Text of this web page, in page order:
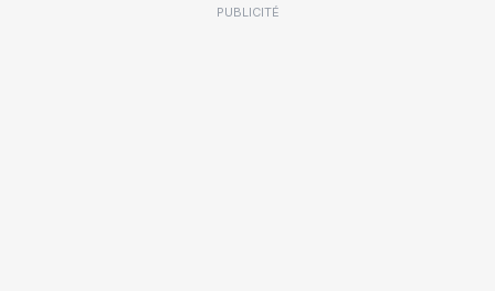
PUBLICITÉ